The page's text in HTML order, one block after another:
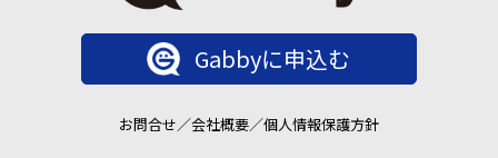
Gabbyに申込む
お問合せ／会社概要／個人情報保護方針